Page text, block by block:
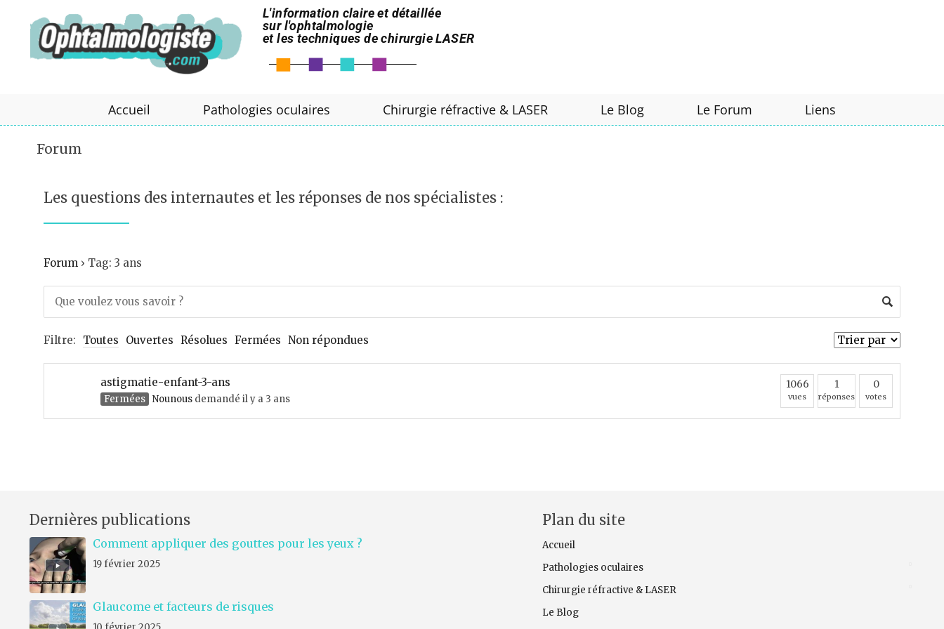
L'information claire et détaillée
sur l'ophtalmologie
et les techniques de chirurgie LASER
Accueil Pathologies oculaires Chirurgie réfractive & LASER Le Blog Le Forum Liens
Forum
Les questions des internautes et les réponses de nos spécialistes :
Forum › Tag: 3 ans
Filtre: Toutes Ouvertes Résolues Fermées Non répondues
astigmatie-enfant-3-ans
Fermées Nounous demandé il y a 3 ans
1066
vues
1
réponses
0
votes
Dernières publications
Comment appliquer des gouttes pour les yeux ?
19 février 2025
Glaucome et facteurs de risques
Plan du site
Accueil
Pathologies oculaires
Chirurgie réfractive & LASER
Le Blog